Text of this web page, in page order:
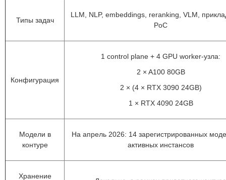
Типы задач
LLM, NLP, embeddings, reranking, VLM,
PoC
Конфигурация
1 control plane + 4 GPU worker-узла:
2 × A100 80GB
2 × (4 × RTX 3090 24GB)
1 × RTX 4090 24GB
Модели в
контуре
На апрель 2026: 14 зарегистрированных
активных инстансов
Хранение